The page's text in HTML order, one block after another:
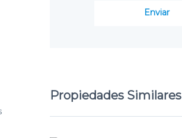
Propiedades Similares